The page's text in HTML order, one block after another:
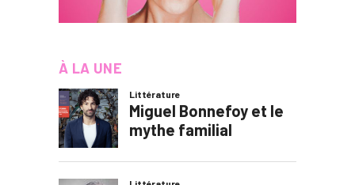
À LA UNE